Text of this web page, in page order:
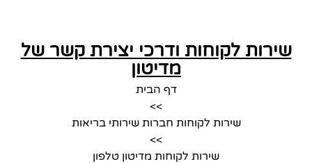
שירות לקוחות ודרכי יצירת קשר של
מדיטון
דף הבית
>>
שירות לקוחות חברות שירותי בריאות
>>
שירות לקוחות מדיטון טלפון